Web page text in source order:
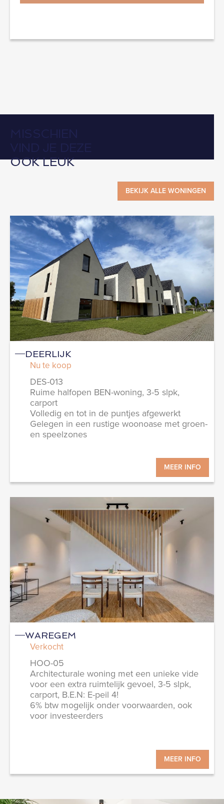
MISSCHIEN
VIND JE DEZE
OOK LEUK
BEKIJK ALLE WONINGEN
DEERLIJK
Nu te koop
DES-013
Ruime halfopen BEN-woning, 3-5 slpk,
carport
Volledig en tot in de puntjes afgewerkt
Gelegen in een rustige woonoase met groen-
en speelzones
MEER INFO
WAREGEM
Verkocht
HOO-05
Architecturale woning met een unieke vide
voor een extra ruimtelijk gevoel, 3-5 slpk,
carport, B.E.N: E-peil 4!
6% btw mogelijk onder voorwaarden, ook
voor investeerders
MEER INFO